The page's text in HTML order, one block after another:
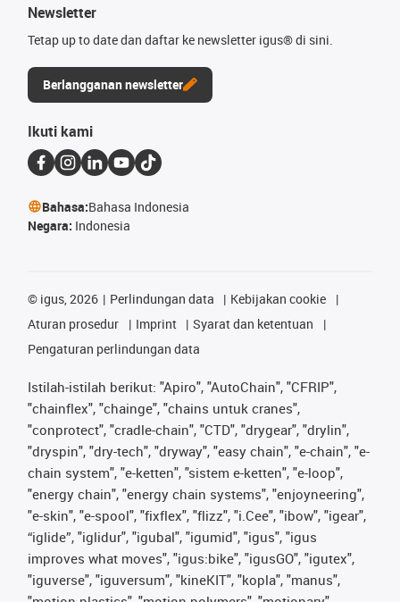
Newsletter
Tetap up to date dan daftar ke newsletter igus® di sini.
Berlangganan newsletter
Ikuti kami
Bahasa:Bahasa Indonesia
Negara: Indonesia
© igus, 2026 Perlindungan data
Kebijakan cookie
Aturan prosedur
Imprint
Syarat dan ketentuan
Pengaturan perlindungan data
Istilah-istilah berikut: "Apiro", "AutoChain", "CFRIP",
"chainflex", "chainge", "chains untuk cranes",
"conprotect", "cradle-chain", "CTD", "drygear", "drylin",
"dryspin", "dry-tech", "dryway", "easy chain", "e-chain", "e-
chain system", "e-ketten", "sistem e-ketten", "e-loop",
"energy chain", "energy chain systems", "enjoyneering",
"e-skin", "e-spool", "fixflex", "flizz", "i.Cee", "ibow", "igear",
“iglide”, "iglidur", "igubal", "igumid", "igus", "igus
improves what moves", "igus:bike", "igusGO", "igutex",
"iguverse", "iguversum", "kineKIT", "kopla", "manus",